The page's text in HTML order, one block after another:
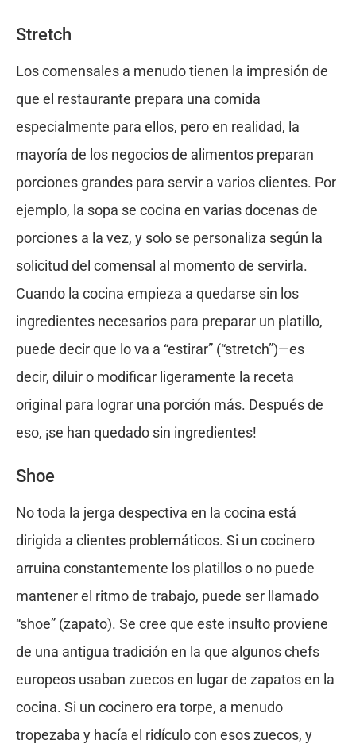
Stretch
Los comensales a menudo tienen la impresión de
que el restaurante prepara una comida
especialmente para ellos, pero en realidad, la
mayoría de los negocios de alimentos preparan
porciones grandes para servir a varios clientes. Por
ejemplo, la sopa se cocina en varias docenas de
porciones a la vez, y solo se personaliza según la
solicitud del comensal al momento de servirla.
Cuando la cocina empieza a quedarse sin los
ingredientes necesarios para preparar un platillo,
puede decir que lo va a “estirar” (“stretch”)—es
decir, diluir o modificar ligeramente la receta
original para lograr una porción más. Después de
eso, ¡se han quedado sin ingredientes!
Shoe
No toda la jerga despectiva en la cocina está
dirigida a clientes problemáticos. Si un cocinero
arruina constantemente los platillos o no puede
mantener el ritmo de trabajo, puede ser llamado
“shoe” (zapato). Se cree que este insulto proviene
de una antigua tradición en la que algunos chefs
europeos usaban zuecos en lugar de zapatos en la
cocina. Si un cocinero era torpe, a menudo
tropezaba y hacía el ridículo con esos zuecos, y